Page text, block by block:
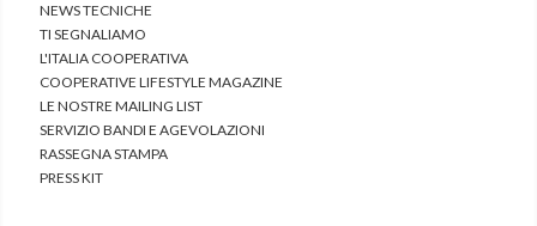
NEWS TECNICHE
TI SEGNALIAMO
L'ITALIA COOPERATIVA
COOPERATIVE LIFESTYLE MAGAZINE
LE NOSTRE MAILING LIST
SERVIZIO BANDI E AGEVOLAZIONI
RASSEGNA STAMPA
PRESS KIT